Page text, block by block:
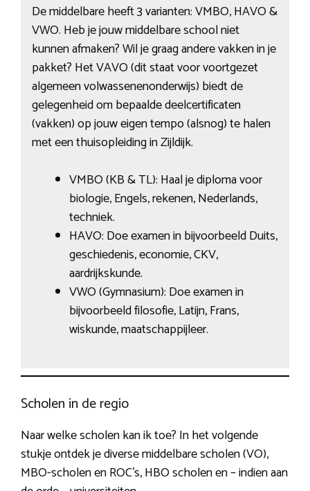
De middelbare heeft 3 varianten: VMBO, HAVO &
VWO. Heb je jouw middelbare school niet
kunnen afmaken? Wil je graag andere vakken in je
pakket? Het VAVO (dit staat voor voortgezet
algemeen volwassenenonderwijs) biedt de
gelegenheid om bepaalde deelcertificaten
(vakken) op jouw eigen tempo (alsnog) te halen
met een thuisopleiding in Zijldijk.
VMBO (KB & TL): Haal je diploma voor
biologie, Engels, rekenen, Nederlands,
techniek.
HAVO: Doe examen in bijvoorbeeld Duits,
geschiedenis, economie, CKV,
aardrijkskunde.
VWO (Gymnasium): Doe examen in
bijvoorbeeld filosofie, Latijn, Frans,
wiskunde, maatschappijleer.
Scholen in de regio
Naar welke scholen kan ik toe? In het volgende
stukje ontdek je diverse middelbare scholen (VO),
MBO-scholen en ROC’s, HBO scholen en – indien aan